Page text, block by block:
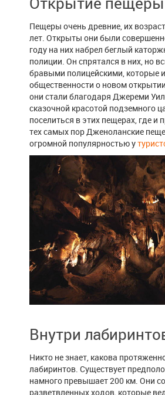
Пещеры очень древние, их
лет. Открыты они были
году на них набрел беглый
полиции. Он спрятался в них, но
бравыми полицейскими, которые
общественности о новом
они стали благодаря Джереми
сказочной красотой подземного
поселиться в этих пещерах, где и
тех самых пор Дженоланские
огромной популярностью у
Внутри
Никто не знает, какова
лабиринтов. Существует
намного превышает 200 км. Они
разветвленных ходов, которые